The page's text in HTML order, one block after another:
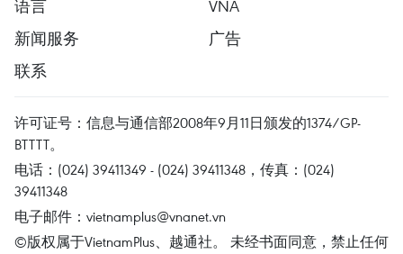
语言
VNA
新闻服务
广告
联系
许可证号：信息与通信部2008年9月11日颁发的1374/GP-
BTTTT。
电话：(024) 39411349 - (024) 39411348，传真：(024)
39411348
电子邮件： vietnamplus@vnanet.vn
©版权属于VietnamPlus、越通社。 未经书面同意，禁止任何